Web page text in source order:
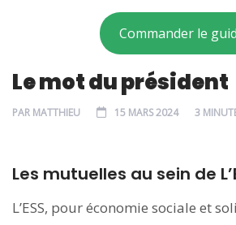
Commander le
Le mot du président
PAR MATTHIEU 15 MARS 2024 3
Les mutuelles au sein de
L’ESS, pour économie sociale et